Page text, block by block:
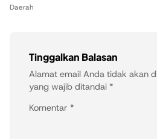
Daerah
Tinggalkan Balasan
Alamat email Anda tidak akan
yang wajib ditandai *
Komentar *